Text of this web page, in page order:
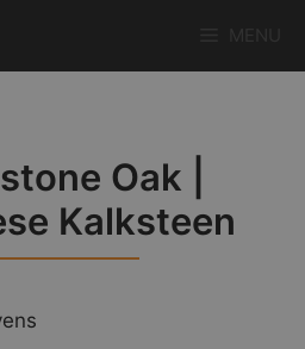
Oak |
Kalksteen